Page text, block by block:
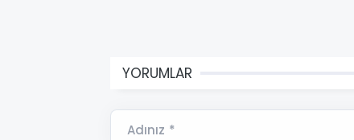
YORUMLAR
Adınız *